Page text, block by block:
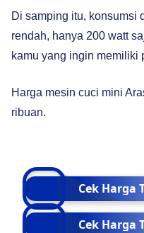
Di samping itu, konsumsi
rendah, hanya 200 watt
kamu yang ingin memiliki
Harga mesin cuci mini
ribuan.
Cek Harga
Cek Harga